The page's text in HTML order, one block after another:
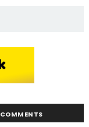
COMMENTS